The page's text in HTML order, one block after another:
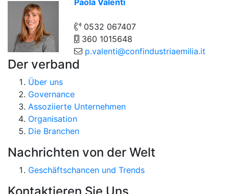
Paola Valenti
0532 067407
360 1015648
p.valenti@confindustriaemilia.it
Der verband
Über uns
Governance
Assoziierte Unternehmen
Organisation
Die Branchen
Nachrichten von der Welt
Geschäftschancen und Trends